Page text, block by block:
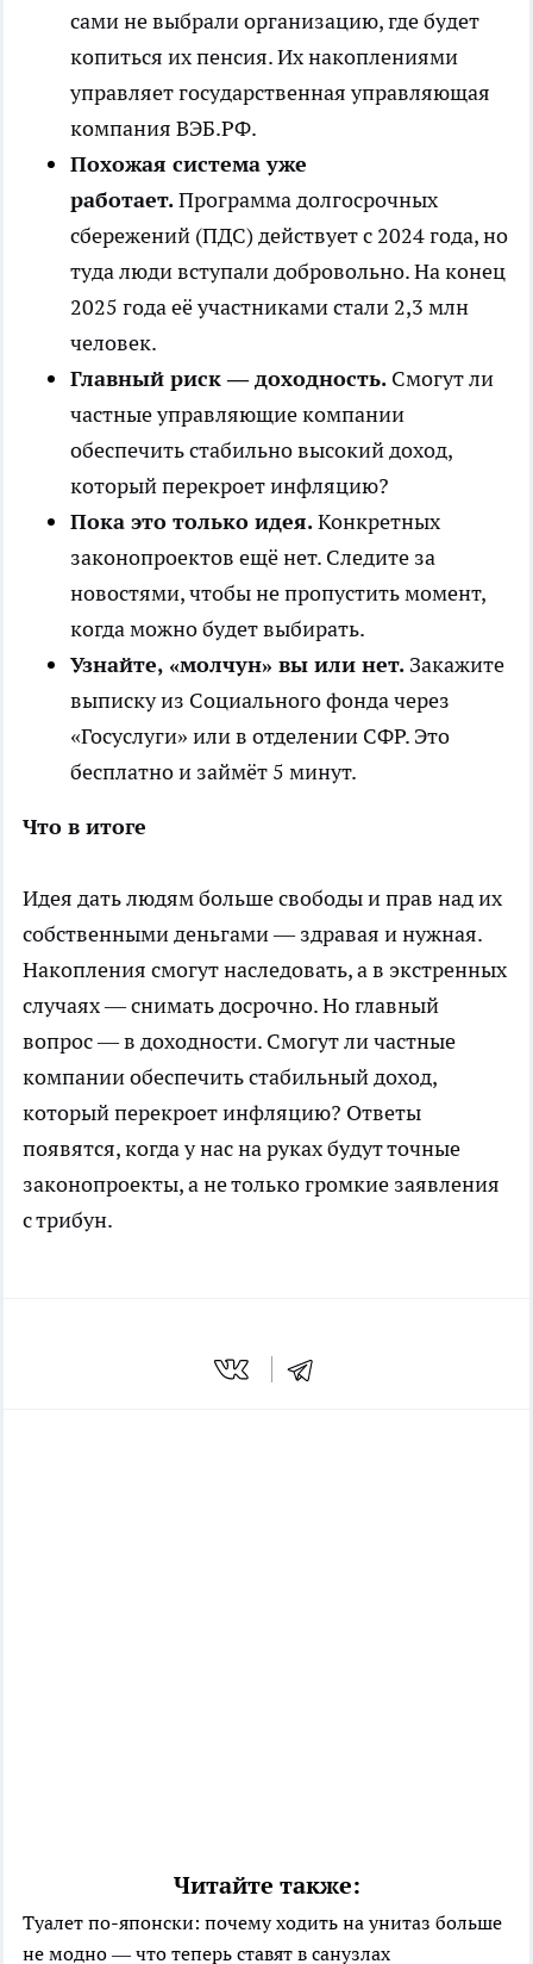
сами не выбрали организацию, где будет
копиться их пенсия. Их накоплениями
управляет государственная управляющая
компания ВЭБ.РФ.
Похожая система уже
работает.Программа долгосрочных
сбережений (ПДС) действует с 2024 года, но
туда люди вступали добровольно. На конец
2025 года её участниками стали 2,3 млн
человек.
Главный риск — доходность. Смогут ли
частные управляющие компании
обеспечить стабильно высокий доход,
который перекроет инфляцию?
Пока это только идея.Конкретных
законопроектов ещё нет. Следите за
новостями, чтобы не пропустить момент,
когда можно будет выбирать.
Узнайте, «молчун» вы или нет. Закажите
выписку из Социального фонда через
«Госуслуги» или в отделении СФР. Это
бесплатно и займёт 5 минут.
Что в итоге
Идея дать людям больше свободы и прав над их
собственными деньгами — здравая и нужная.
Накопления смогут наследовать, а в экстренных
случаях — снимать досрочно. Но главный
вопрос — в доходности. Смогут ли частные
компании обеспечить стабильный доход,
который перекроет инфляцию? Ответы
появятся, когда у нас на руках будут точные
законопроекты, а не только громкие заявления
с трибун.
Читайте также:
Туалет по-японски: почему ходить на унитаз больше
не модно — что теперь ставят в санузлах